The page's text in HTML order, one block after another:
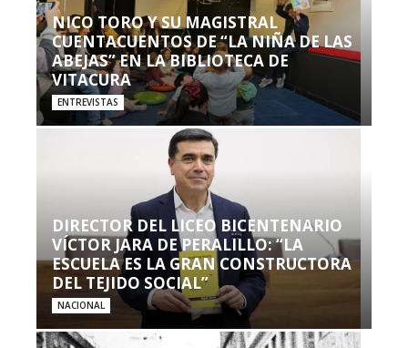
NICO TORO Y SU MAGISTRAL
CUENTACUENTOS DE “LA NIÑA DE LAS
ABEJAS” EN LA BIBLIOTECA DE
VITACURA
ENTREVISTAS
DIRECTOR DEL LICEO BICENTENARIO
VÍCTOR JARA DE PERALILLO: “LA
ESCUELA ES LA GRAN CONSTRUCTORA
DEL TEJIDO SOCIAL”
NACIONAL